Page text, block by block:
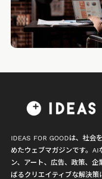
IDEAS FOR GOODは、社会
めたウェブマガジンです。AI
ン、アート、広告、政策、
ばるクリエイティブな解決